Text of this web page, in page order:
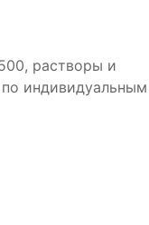
растворы и
индивидуальным